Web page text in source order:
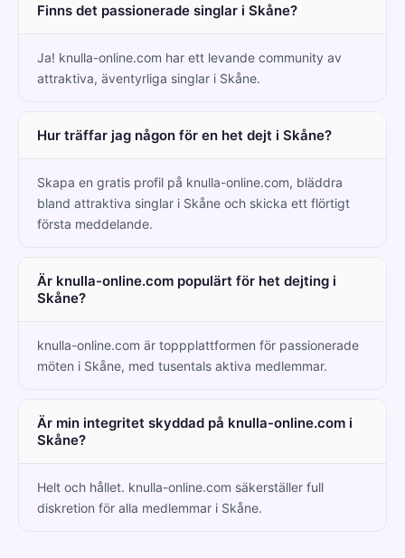
Finns det passionerade singlar i Skåne?
Ja! knulla-online.com har ett levande community av
attraktiva, äventyrliga singlar i Skåne.
Hur träffar jag någon för en het dejt i Skåne?
Skapa en gratis profil på knulla-online.com, bläddra
bland attraktiva singlar i Skåne och skicka ett flörtigt
första meddelande.
Är knulla-online.com populärt för het dejting i
Skåne?
knulla-online.com är toppplattformen för passionerade
möten i Skåne, med tusentals aktiva medlemmar.
Är min integritet skyddad på knulla-online.com i
Skåne?
Helt och hållet. knulla-online.com säkerställer full
diskretion för alla medlemmar i Skåne.